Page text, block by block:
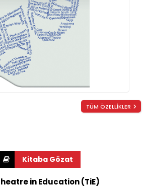
TÜM ÖZELLİKLER
in Education (TiE)